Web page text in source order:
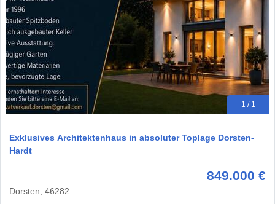
1 / 1
Exklusives Architektenhaus in absoluter Toplage Dorsten-
Hardt
849.000 €
Dorsten, 46282